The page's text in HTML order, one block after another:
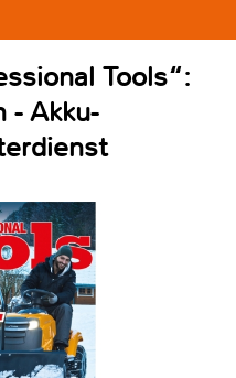
Tools“:
- Akku-